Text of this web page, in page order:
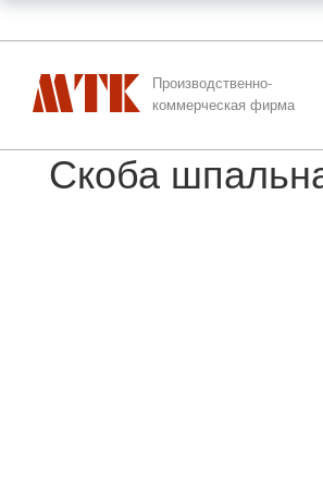
Производственно-
коммерческая фирма
Скоба